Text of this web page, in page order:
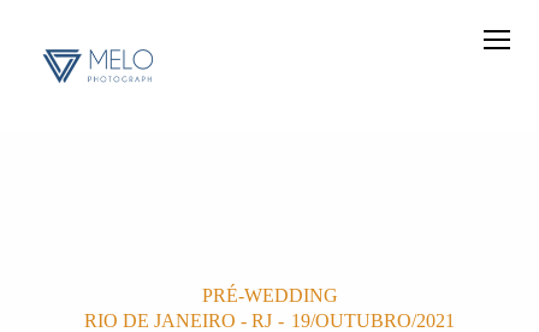
PRÉ-WEDDING
RIO DE JANEIRO - RJ
19/OUTUBRO/2021